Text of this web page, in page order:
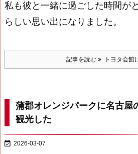
私も彼と一緒に過ごした時間が
らしい思い出になりました。
記事を読む トヨタ会館
蒲郡オレンジパークに名古屋
観光した
 2026-03-07